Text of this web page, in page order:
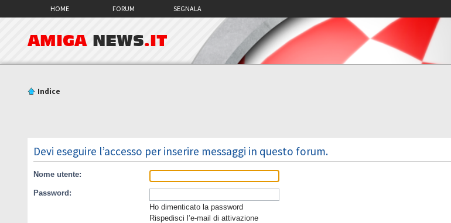
HOME FORUM SEGNALA
AMIGA NEWS.IT
Indice
Devi eseguire l’accesso per inserire messaggi in questo forum.
Nome utente:
Password:
Ho dimenticato la password
Rispedisci l’e-mail di attivazione